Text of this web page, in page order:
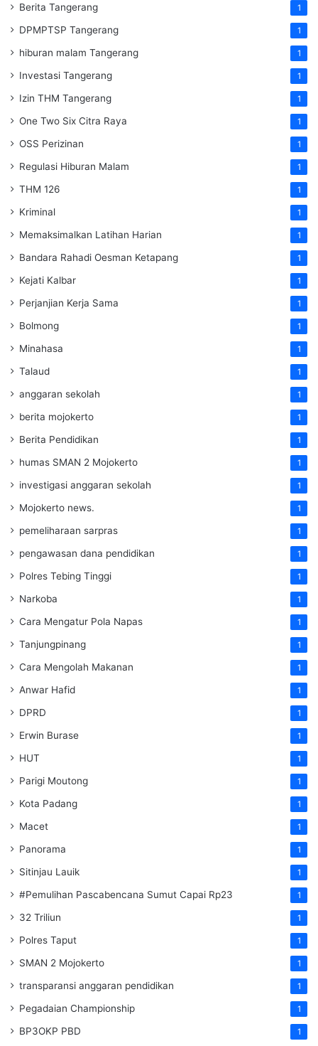
Berita Tangerang 1
DPMPTSP Tangerang 1
hiburan malam Tangerang 1
Investasi Tangerang 1
Izin THM Tangerang 1
One Two Six Citra Raya 1
OSS Perizinan 1
Regulasi Hiburan Malam 1
THM 126 1
Kriminal 1
Memaksimalkan Latihan Harian 1
Bandara Rahadi Oesman Ketapang 1
Kejati Kalbar 1
Perjanjian Kerja Sama 1
Bolmong 1
Minahasa 1
Talaud 1
anggaran sekolah 1
berita mojokerto 1
Berita Pendidikan 1
humas SMAN 2 Mojokerto 1
investigasi anggaran sekolah 1
Mojokerto news. 1
pemeliharaan sarpras 1
pengawasan dana pendidikan 1
Polres Tebing Tinggi 1
Narkoba 1
Cara Mengatur Pola Napas 1
Tanjungpinang 1
Cara Mengolah Makanan 1
Anwar Hafid 1
DPRD 1
Erwin Burase 1
HUT 1
Parigi Moutong 1
Kota Padang 1
Macet 1
Panorama 1
Sitinjau Lauik 1
#Pemulihan Pascabencana Sumut Capai Rp23 1
32 Triliun 1
Polres Taput 1
SMAN 2 Mojokerto 1
transparansi anggaran pendidikan 1
Pegadaian Championship 1
BP3OKP PBD 1